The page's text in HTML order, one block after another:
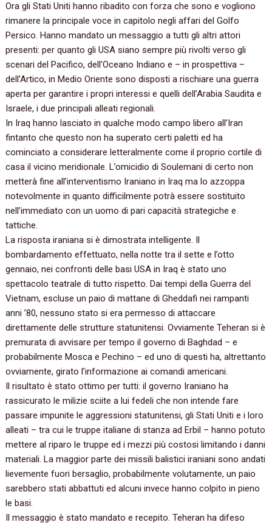
Ora gli Stati Uniti hanno ribadito con forza che sono e vogliono
rimanere la principale voce in capitolo negli affari del Golfo
Persico. Hanno mandato un messaggio a tutti gli altri attori
presenti: per quanto gli USA siano sempre più rivolti verso gli
scenari del Pacifico, dell’Oceano Indiano e – in prospettiva –
dell’Artico, in Medio Oriente sono disposti a rischiare una guerra
aperta per garantire i propri interessi e quelli dell’Arabia Saudita e
Israele, i due principali alleati regionali.
In Iraq hanno lasciato in qualche modo campo libero all’Iran
fintanto che questo non ha superato certi paletti ed ha
cominciato a considerare letteralmente come il proprio cortile di
casa il vicino meridionale. L’omicidio di Soulemani di certo non
metterà fine all’interventismo Iraniano in Iraq ma lo azzoppa
notevolmente in quanto difficilmente potrà essere sostituito
nell’immediato con un uomo di pari capacità strategiche e
tattiche.
La risposta iraniana si è dimostrata intelligente. Il
bombardamento effettuato, nella notte tra il sette e l’otto
gennaio, nei confronti delle basi USA in Iraq è stato uno
spettacolo teatrale di tutto rispetto. Dai tempi della Guerra del
Vietnam, escluse un paio di mattane di Gheddafi nei rampanti
anni ’80, nessuno stato si era permesso di attaccare
direttamente delle strutture statunitensi. Ovviamente Teheran si è
premurata di avvisare per tempo il governo di Baghdad – e
probabilmente Mosca e Pechino – ed uno di questi ha, altrettanto
ovviamente, girato l’informazione ai comandi americani.
Il risultato è stato ottimo per tutti: il governo Iraniano ha
rassicurato le milizie sciite a lui fedeli che non intende fare
passare impunite le aggressioni statunitensi, gli Stati Uniti e i loro
alleati – tra cui le truppe italiane di stanza ad Erbil – hanno potuto
mettere al riparo le truppe ed i mezzi più costosi limitando i danni
materiali. La maggior parte dei missili balistici iraniani sono andati
lievemente fuori bersaglio, probabilmente volutamente, un paio
sarebbero stati abbattuti ed alcuni invece hanno colpito in pieno
le basi.
Il messaggio è stato mandato e recepito. Teheran ha difeso